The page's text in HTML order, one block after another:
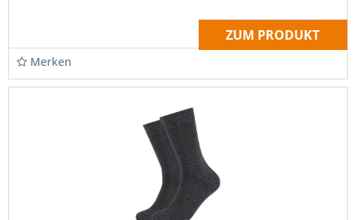
ZUM PRODUKT
Merken